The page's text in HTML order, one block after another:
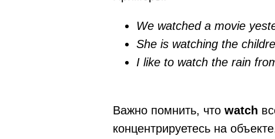
We watched a movie
She is watching the
I like to watch the rain
Важно помнить, что watch
концентрируетесь на